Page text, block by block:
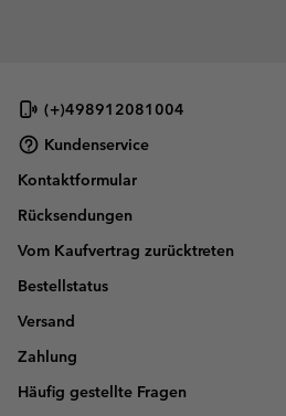
(+)498912081004
Kundenservice
Kontaktformular
Rücksendungen
Vom Kaufvertrag zurücktreten
Bestellstatus
Versand
Zahlung
Häufig gestellte Fragen